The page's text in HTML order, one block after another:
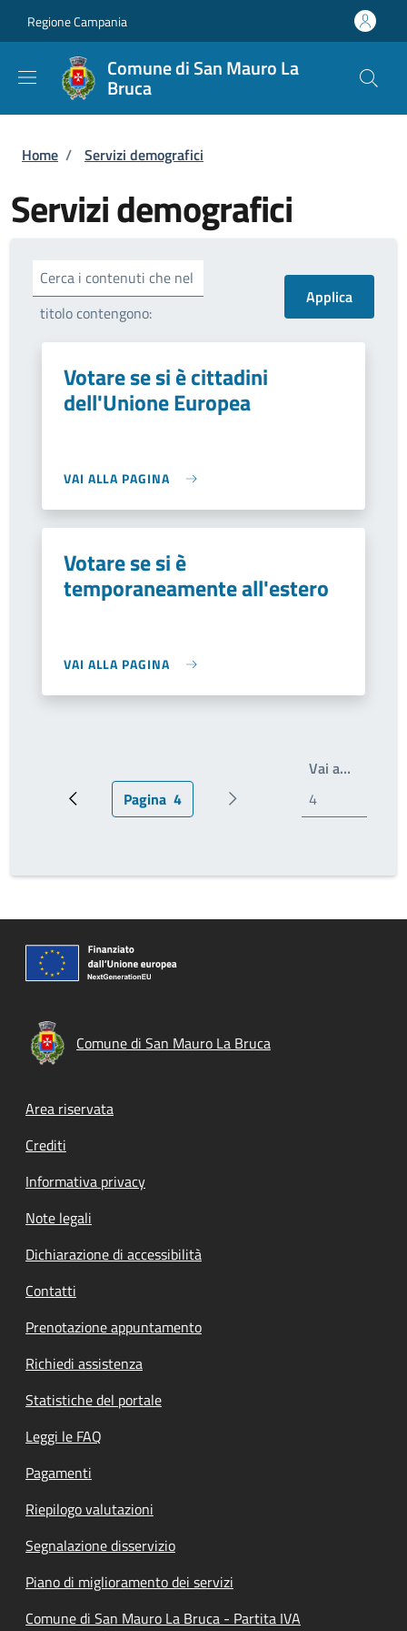
Regione Campania
Comune di San Mauro La
Bruca
Briciole di pane
Home / Servizi demografici
Servizi demografici
Cerca i contenuti che nel
titolo contengono:
Votare se si è cittadini
dell'Unione Europea
VAI ALLA PAGINA
Votare se si è
temporaneamente all'estero
VAI ALLA PAGINA
Pagina precedentePagina attuale
Pagina 4 Pagina successiva
Vai a…
Comune di San Mauro La Bruca
Footer menu
Area riservata
Crediti
Informativa privacy
Note legali
Dichiarazione di accessibilità
Contatti
Prenotazione appuntamento
Richiedi assistenza
Statistiche del portale
Leggi le FAQ
Pagamenti
Riepilogo valutazioni
Segnalazione disservizio
Piano di miglioramento dei servizi
Comune di San Mauro La Bruca - Partita IVA